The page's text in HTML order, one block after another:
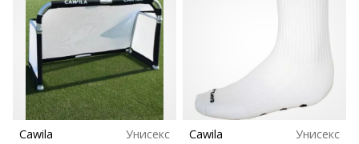
Cawila
Унисекс
Cawila
Унисекс